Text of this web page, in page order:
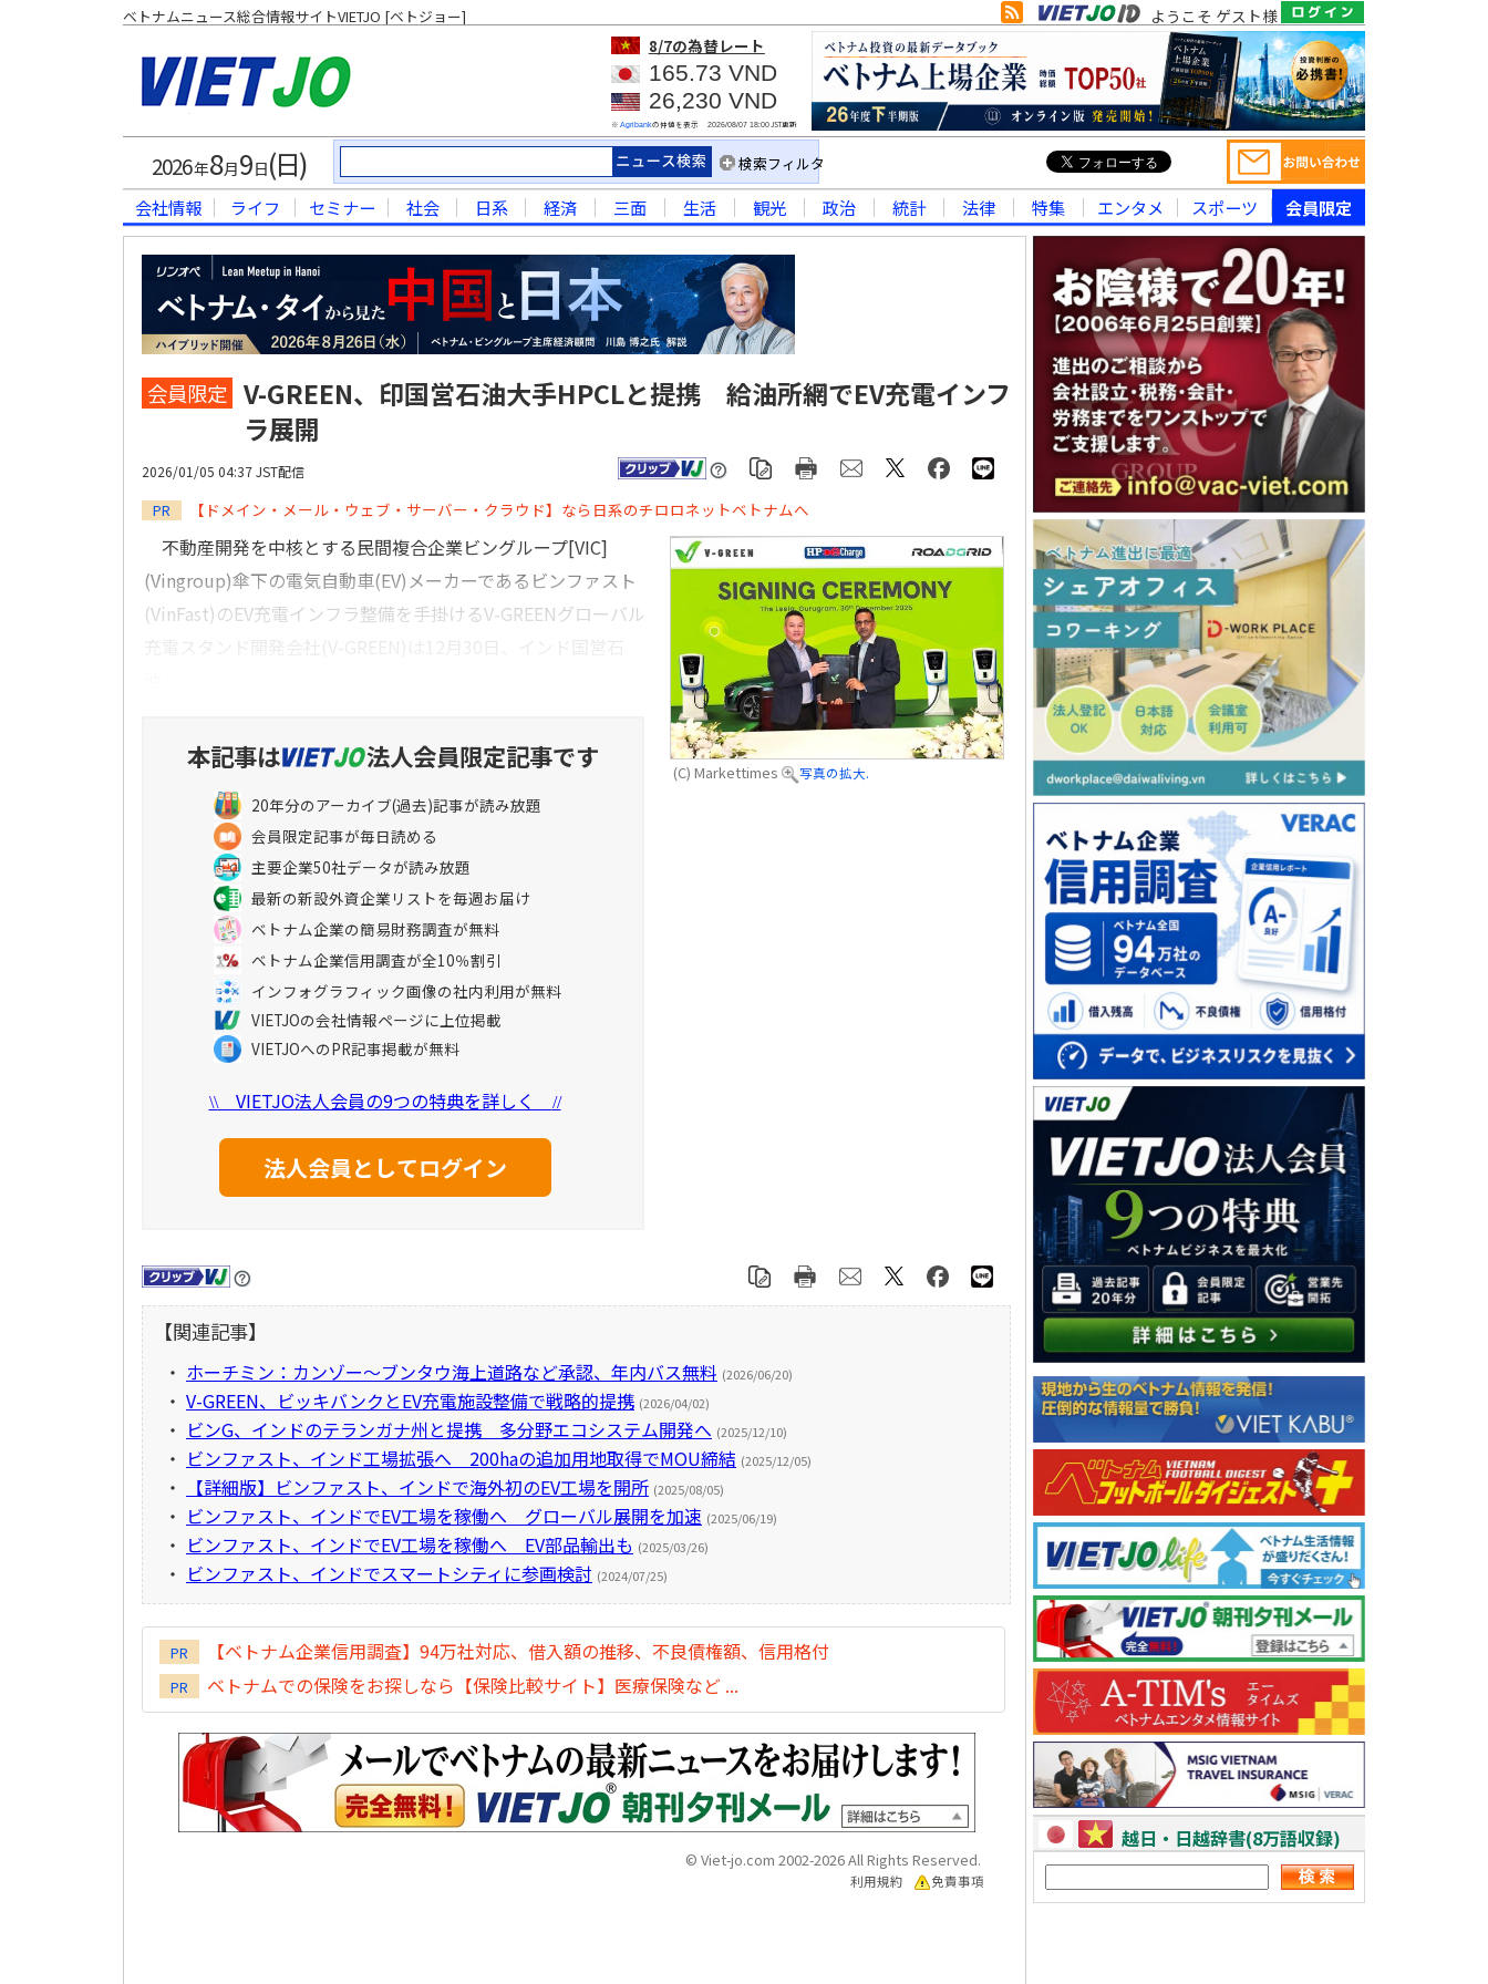
ベトナムニュース総合情報サイトVIETJO [ベトジョー]
ようこそ ゲスト様
8/7の為替レート
165.73 VND
26,230 VND
※ Agribankの仲値を表示 2026/08/07 18:00JST更新
2026年8月9 日(日) 検索フィルタ
会社情報 ライフ セミナー 社会 日系 経済 三面 生活 観光 政治 統計 法律 特集 エンタメ スポーツ 会員限定
会員限定
V-GREEN、印国営石油大手HPCLと提携 給油所網でEV充電インフ
ラ展開
2026/01/05 04:37 JST配信
PR 【ドメイン・メール・ウェブ・サーバー・クラウド】なら日系のチロロネットベトナムへ
(C) Markettimes 写真の拡大.
不動産開発を中核とする民間複合企業ビングループ[VIC]
(Vingroup)傘下の電気自動車(EV)メーカーであるビンファスト
(VinFast)のEV充電インフラ整備を手掛けるV-GREENグローバル
本記事は 法人会員限定記事です
20年分のアーカイブ(過去)記事が読み放題
会員限定記事が毎日読める
主要企業50社データが読み放題
最新の新設外資企業リストを毎週お届け
ベトナム企業の簡易財務調査が無料
ベトナム企業信用調査が全10％割引
インフォグラフィック画像の社内利用が無料
VIETJOの会社情報ページに上位掲載
VIETJOへのPR記事掲載が無料
\\VIETJO法人会員の9つの特典を詳しく //
【関連記事】
・ ホーチミン：カンゾー～ブンタウ海上道路など承認、年内バス無料 (2026/06/20)
・ V-GREEN、ビッキバンクとEV充電施設整備で戦略的提携 (2026/04/02)
・ ビンG、インドのテランガナ州と提携 多分野エコシステム開発へ (2025/12/10)
・ ビンファスト、インド工場拡張へ 200haの追加用地取得でMOU締結 (2025/12/05)
・ 【詳細版】ビンファスト、インドで海外初のEV工場を開所 (2025/08/05)
・ ビンファスト、インドでEV工場を稼働へ グローバル展開を加速 (2025/06/19)
・ ビンファスト、インドでEV工場を稼働へ EV部品輸出も (2025/03/26)
・ ビンファスト、インドでスマートシティに参画検討 (2024/07/25)
PR 【ベトナム企業信用調査】94万社対応、借入額の推移、不良債権額、信用格付
PR ベトナムでの保険をお探しなら【保険比較サイト】医療保険など ...
© Viet-jo.com 2002-2026 All Rights Reserved.
利用規約 免責事項
越日・日越辞書(8万語収録)